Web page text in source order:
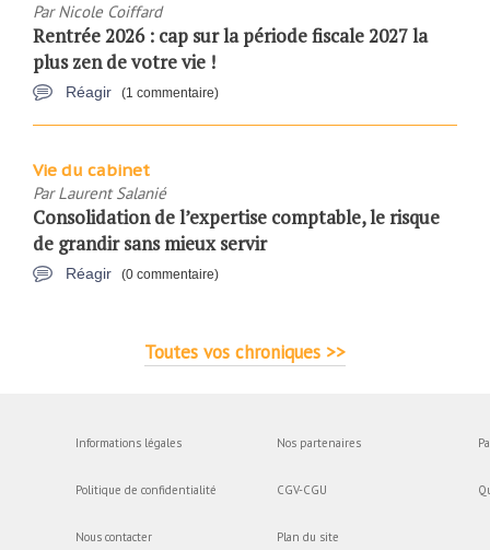
ParNicole Coiffard
Rentrée 2026 : cap sur la période fiscale 2027 la
plus zen de votre vie !
Réagir (1 commentaire)
Vie du cabinet
ParLaurent Salanié
Consolidation de l’expertise comptable, le risque
de grandir sans mieux servir
Réagir (0 commentaire)
Toutes vos chroniques >>
Informations légales
Politique de confidentialité
Nous contacter
Nos partenaires
CGV-CGU
Plan du site